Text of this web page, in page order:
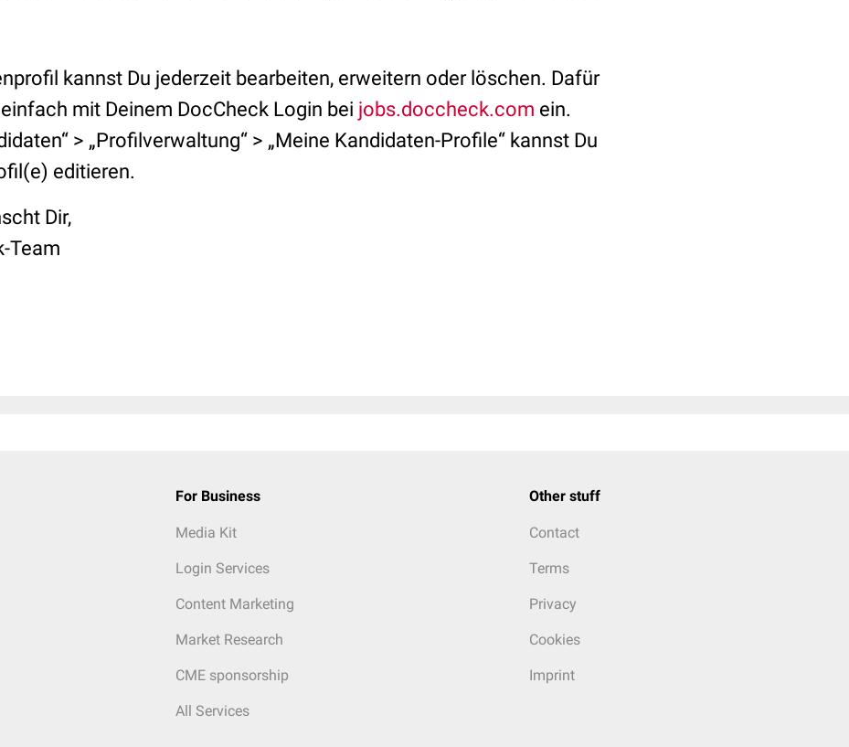
kannst Du jederzeit bearbeiten, erweitern oder löschen. Dafür
mit Deinem DocCheck Login bei jobs.doccheck.com ein.
> „Profilverwaltung“ > „Meine Kandidaten-Profile“ kannst Du
editieren.
Dir,
Team
For Business
Media Kit
Login Services
Content Marketing
Market Research
CME sponsorship
All Services
Other stuff
Contact
Terms
Privacy
Cookies
Imprint